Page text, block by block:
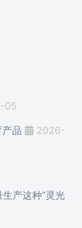
05
品
2026-
产这种“灵光